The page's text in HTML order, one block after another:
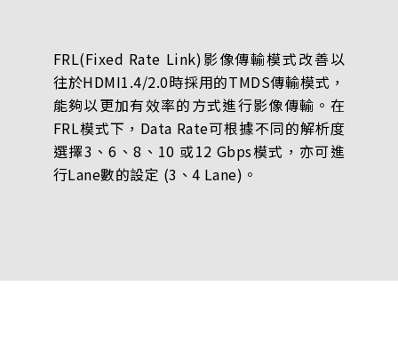
FRL(Fixed Rate Link)影像傳輸模式改善以
往於HDMI1.4/2.0時採用的TMDS傳輸模式，
能夠以更加有效率的方式進行影像傳輸。在
FRL模式下，Data Rate可根據不同的解析度
選擇3、6、8、10 或12 Gbps模式，亦可進
行Lane數的設定 (3、4 Lane)。